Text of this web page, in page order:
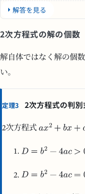
解答を見る
2次方程式の解の個数
解自体ではなく解の個
い。
定理3 2次方程式の判
2次方程式